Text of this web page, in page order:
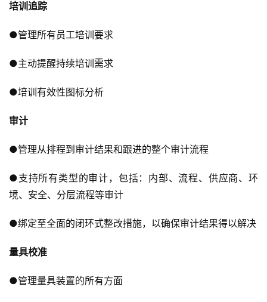
培训追踪
●管理所有员工培训要求
●主动提醒持续培训需求
●培训有效性图标分析
审计
●管理从排程到审计结果和跟进的整个审计流程
●支持所有类型的审计，包括：内部、流程、供应商、环
境、安全、分层流程等审计
●绑定至全面的闭环式整改措施，以确保审计结果得以解决
量具校准
●管理量具装置的所有方面